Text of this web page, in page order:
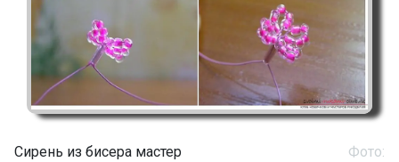
Сирень из бисера мастер
Фото: